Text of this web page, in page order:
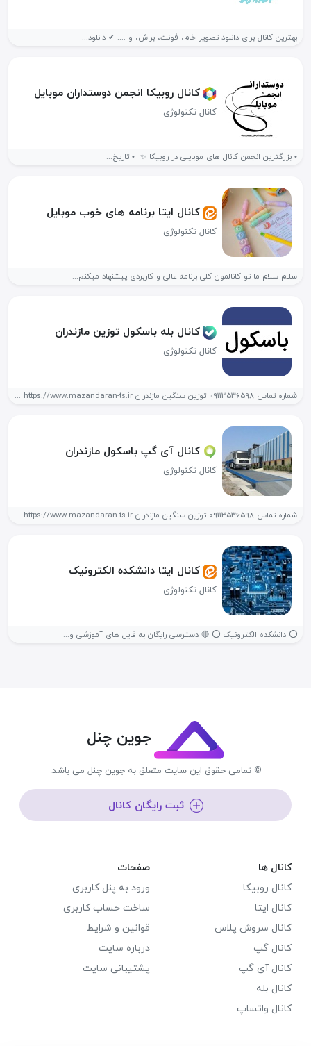
بهترین کانال برای دانلود تصویر خام، فونت، براش، و .... ✔ دانلود...
کانال روبیکا انجمن دوستداران موبایل
کانال تکنولوژی
• بزرگترین انجمن کانال های موبایلی در روبیکا ✨ ‌ • تاریخ...
کانال ایتا برنامه های خوب موبایل
کانال تکنولوژی
سلام سلام ما تو کانالمون کلی برنامه عالی و کاربردی پیشنهاد میکنم...
کانال بله باسکول توزین مازندران
کانال تکنولوژی
شماره تماس 09113536598 توزین سنگین مازندران https://www.mazandaran-ts.ir فروش و خدمات پس از...
کانال آی گپ باسکول مازندران
کانال تکنولوژی
شماره تماس 09113536598 توزین سنگین مازندران https://www.mazandaran-ts.ir فروش و خدمات پس از...
کانال ایتا دانشکده الکترونیک
کانال تکنولوژی
⭕️ دانشکده الکترونیک ⭕ 🔴 دسترسی رایگان به فایل های آموزشی و...
جوین چنل
© تمامی حقوق این سایت متعلق به جوین چنل می باشد.
ثبت رایگان کانال
کانال ها
کانال روبیکا
کانال ایتا
کانال سروش پلاس
کانال گپ
کانال آی گپ
کانال بله
کانال واتساپ
صفحات
ورود به پنل کاربری
ساخت حساب کاربری
قوانین و شرایط
درباره سایت
پشتیبانی سایت